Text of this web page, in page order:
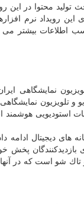
همینطور مبحث تولید محتوا در
رویداد نرم
اطلاعات بیشتر می
نمایشگاهی
و تلویزیون
استودیویی هوشمند
های دیجیتال ادامه
پخش
و تاك شو است كه در